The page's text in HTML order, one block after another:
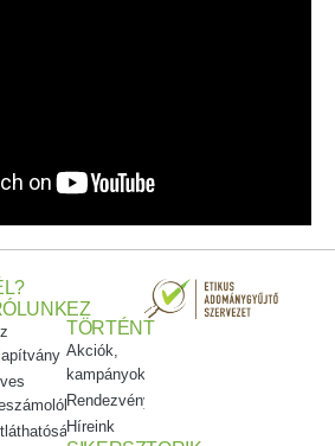
EZ
TÖRTÉNT
Akciók,
kampányok
Rendezvényeink
Híreink